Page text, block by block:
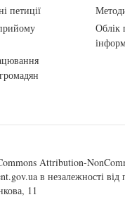
петиції
Облік
Attribution-
в незалежності від
11